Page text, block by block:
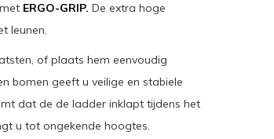
ERGO-GRIP. De extra hoge
leunen.
of plaats hem eenvoudig
bomen geeft u veilige en stabiele
dat de de ladder inklapt tijdens het
u tot ongekende hoogtes.